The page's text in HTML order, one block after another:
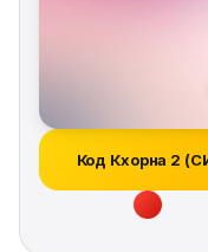
Код Кхорна 2